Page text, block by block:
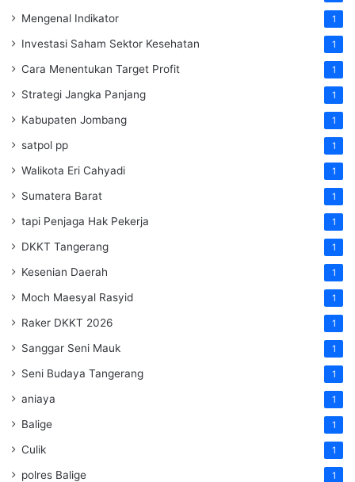
Mengenal Indikator 1
Investasi Saham Sektor Kesehatan 1
Cara Menentukan Target Profit 1
Strategi Jangka Panjang 1
Kabupaten Jombang 1
satpol pp 1
Walikota Eri Cahyadi 1
Sumatera Barat 1
tapi Penjaga Hak Pekerja 1
DKKT Tangerang 1
Kesenian Daerah 1
Moch Maesyal Rasyid 1
Raker DKKT 2026 1
Sanggar Seni Mauk 1
Seni Budaya Tangerang 1
aniaya 1
Balige 1
Culik 1
polres Balige 1